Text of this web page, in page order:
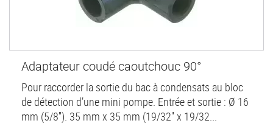
Adaptateur coudé caoutchouc 90°
Pour raccorder la sortie du bac à condensats au bloc
de détection d’une mini pompe. Entrée et sortie : Ø 16
mm (5/8''). 35 mm x 35 mm (19/32'' x 19/32...